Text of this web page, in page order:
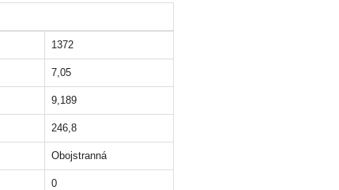
1372
7,05
9,189
246,8
Obojstranná
0